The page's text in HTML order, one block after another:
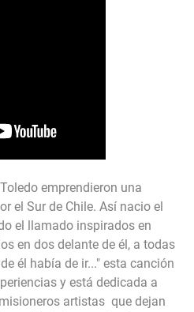
emprendieron una
el Sur de Chile. Así nacio el
el llamado inspirados en
en dos delante de él, a todas
él había de ir..." esta canción
y está dedicada a
artistas que dejan